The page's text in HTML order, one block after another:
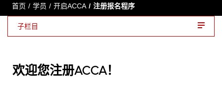
首页 学员 开启ACCA 注册报名程序
子栏目
欢迎您注册ACCA！